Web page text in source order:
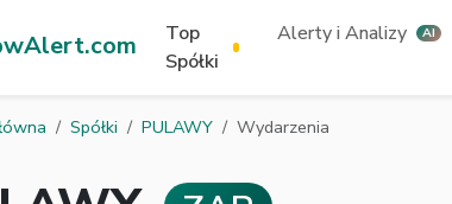
Top
Spółki
Alerty i Analizy AI
Spółki PULAWY Wydarzenia